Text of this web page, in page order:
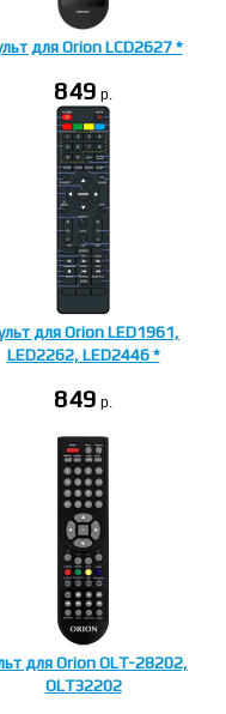
для Orion LCD2627 *
849 p.
для Orion LED1961,
LED2262, LED2446 *
849 p.
для Orion OLT-28202,
OLT32202